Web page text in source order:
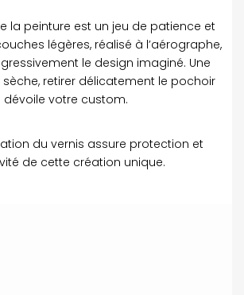
la peinture est un jeu de patience et
légères, réalisé à l’aérographe,
le design imaginé. Une
retirer délicatement le pochoir
dévoile votre custom.
du vernis assure protection et
de cette création unique.